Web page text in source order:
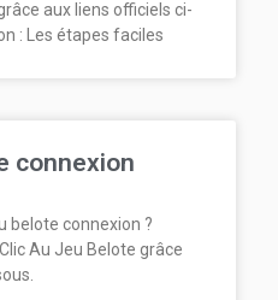
aux liens officiels ci-
: Les étapes faciles
connexion
belote connexion ?
Au Jeu Belote grâce